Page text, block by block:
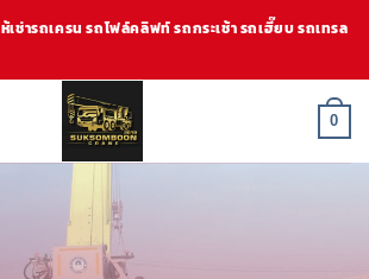
ช่ารถเครน รถโฟล์คลิฟท์ รถกระเช้า รถเฮี๊ยบ รถเทรล
0